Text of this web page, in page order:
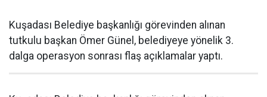
Kuşadası Belediye başkanlığı görevinden alınan
tutkulu başkan Ömer Günel, belediyeye yönelik 3.
dalga operasyon sonrası flaş açıklamalar yaptı.